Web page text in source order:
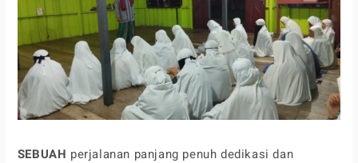
SEBUAH perjalanan panjang penuh dedikasi dan